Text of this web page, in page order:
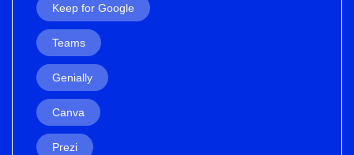
Keep for Google
Teams
Genially
Canva
Prezi